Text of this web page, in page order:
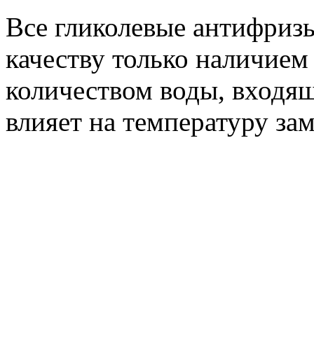
Все гликолевые
качеству только
количеством воды,
влияет на температуру